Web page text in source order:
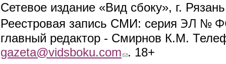
Сетевое издание «Вид сбоку», г.
Реестровая запись СМИ: серия ЭЛ №
главный редактор - Смирнов К.М.
gazeta@vidsboku.com (link sends e-mail)
. 18+